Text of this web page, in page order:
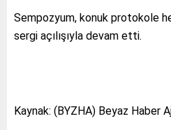
Sempozyum, konuk protokole
sergi açılışıyla devam etti.
Kaynak: (BYZHA) Beyaz Haber